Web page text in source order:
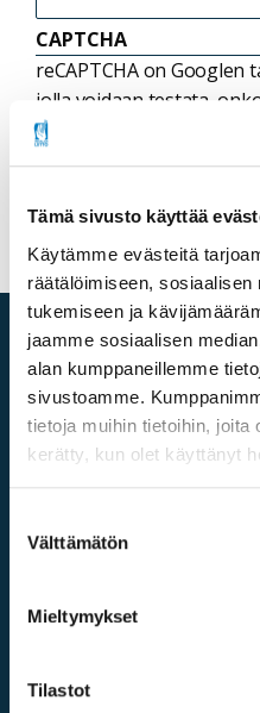
Tämä sivusto käyttää
Käytämme evästeitä
räätälöimiseen,
tukemiseen ja
jaamme sosiaalisen
alan kumppaneillemme
sivustoamme.
tietoja muihin tietoihin, joita
kerätty, kun olet käyttänyt
valinta
Välttämätön
Mieltymykset
Tilastot
CAPTCHA
reCAPTCHA on Googlen
jolla voidaan testata,
ja estämään
lähettäminen.